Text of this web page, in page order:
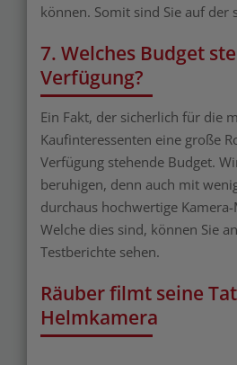
können. Somit sind Sie auf der
7. Welches Budget
Verfügung?
Ein Fakt, der sicherlich für die
Kaufinteressenten eine große
Verfügung stehende Budget.
beruhigen, denn auch mit
durchaus hochwertige
Welche dies sind, können Sie
Testberichte sehen.
Räuber filmt seine
Helmkamera